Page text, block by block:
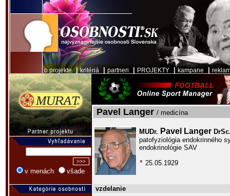
o projekte|kritériá partneri PROJEKTY kampane
v menách všade
Pavel Langer / medicína
MUDr. Pavel Langer
patofyziológia endokrinného
endokrinológie SAV
* 25.05.1929
vzdelanie